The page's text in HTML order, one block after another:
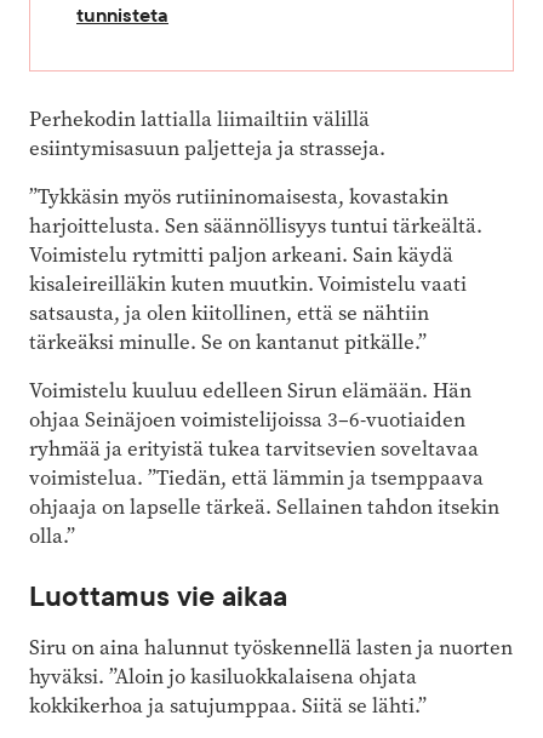
tunnisteta
Perhekodin lattialla liimailtiin välillä
esiintymisasuun paljetteja ja strasseja.
”Tykkäsin myös rutiininomaisesta, kovastakin
harjoittelusta. Sen säännöllisyys tuntui tärkeältä.
Voimistelu rytmitti paljon arkeani. Sain käydä
kisaleireilläkin kuten muutkin. Voimistelu vaati
satsausta, ja olen kiitollinen, että se nähtiin
tärkeäksi minulle. Se on kantanut pitkälle.”
Voimistelu kuuluu edelleen Sirun elämään. Hän
ohjaa Seinäjoen voimistelijoissa 3–6-vuotiaiden
ryhmää ja erityistä tukea tarvitsevien soveltavaa
voimistelua. ”Tiedän, että lämmin ja tsemppaava
ohjaaja on lapselle tärkeä. Sellainen tahdon itsekin
olla.”
Luottamus vie aikaa
Siru on aina halunnut työskennellä lasten ja nuorten
hyväksi. ”Aloin jo kasiluokkalaisena ohjata
kokkikerhoa ja satujumppaa. Siitä se lähti.”